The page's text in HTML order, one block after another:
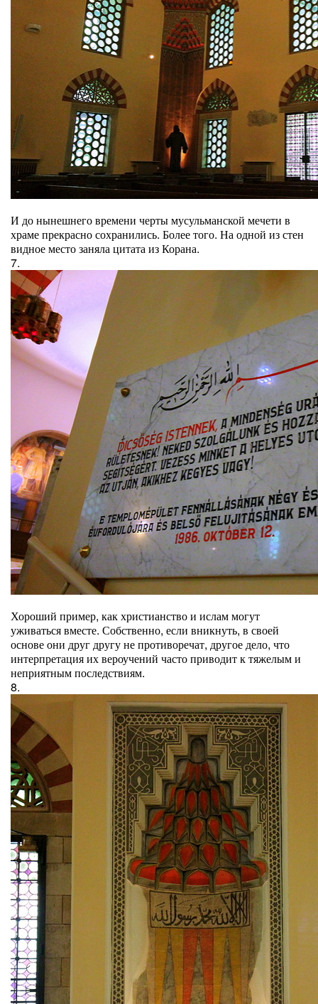
И до нынешнего времени черты мусульманской мечети в
храме прекрасно сохранились. Более того. На одной из стен
видное место заняла цитата из Корана.
7.
Хороший пример, как христианство и ислам могут
уживаться вместе. Собственно, если вникнуть, в своей
основе они друг другу не противоречат, другое дело, что
интерпретация их вероучений часто приводит к тяжелым и
неприятным последствиям.
8.